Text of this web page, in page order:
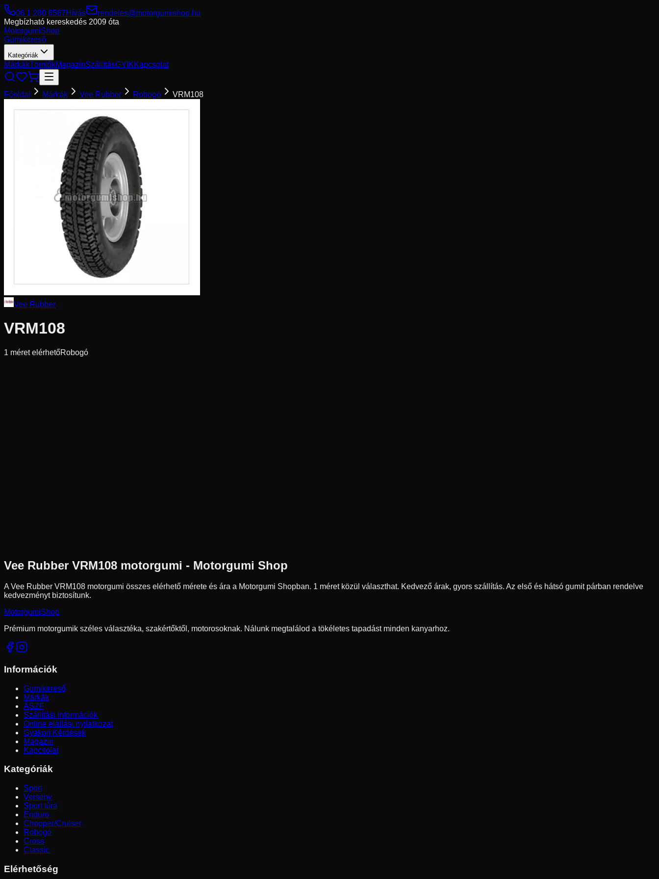
06 1 280 6567Hívás
rendeles@motorgumishop.hu
Megbízható kereskedés 2009 óta
MotorgumiShop
Gumikereső
Kategóriák
MárkákTömlőkMagazinSzállításGYIKKapcsolat
Főoldal Márkák Vee Rubber Robogó VRM108
Vee Rubber
VRM108
1 méret elérhetőRobogó
Vee Rubber VRM108 motorgumi - Motorgumi Shop
A Vee Rubber VRM108 motorgumi összes elérhető mérete és ára a Motorgumi Shopban. 1 méret közül választhat. Kedvező árak, gyors szállítás. Az első és hátsó gumit párban rendelve
kedvezményt biztosítunk.
MotorgumiShop
Prémium motorgumik széles választéka, szakértőktől, motorosoknak. Nálunk megtalálod a tökéletes tapadást minden kanyarhoz.
Információk
Gumikereső
Márkák
ÁSZF
Szállítási Információk
Online elállási nyilatkozat
Gyakori Kérdések
Magazin
Kapcsolat
Kategóriák
Sport
Verseny
Sport túra
Enduro
Chopper/Cruiser
Robogó
Cross
Classic
Elérhetőség